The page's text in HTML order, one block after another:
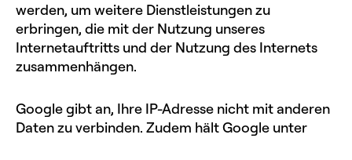
werden, um weitere Dienstleistungen zu
erbringen, die mit der Nutzung unseres
Internetauftritts und der Nutzung des Internets
zusammenhängen.
Google gibt an, Ihre IP-Adresse nicht mit anderen
Daten zu verbinden. Zudem hält Google unter